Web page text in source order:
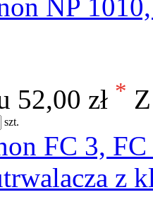
NP
52,00 zł *
szt.